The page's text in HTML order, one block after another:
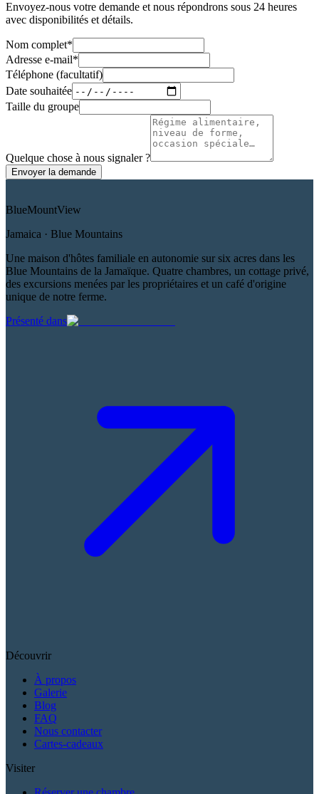
Envoyez-nous votre demande et nous répondrons sous 24 heures
avec disponibilités et détails.
Nom complet*
Adresse e-mail*
Téléphone (facultatif)
Date souhaitée
Taille du groupe
Quelque chose à nous signaler ?
Envoyer la demande
BlueMountView
Jamaica · Blue Mountains
Une maison d'hôtes familiale en autonomie sur six acres dans les
Blue Mountains de la Jamaïque. Quatre chambres, un cottage privé,
des excursions menées par les propriétaires et un café d'origine
unique de notre ferme.
Présenté dans
Découvrir
À propos
Galerie
Blog
FAQ
Nous contacter
Cartes-cadeaux
Visiter